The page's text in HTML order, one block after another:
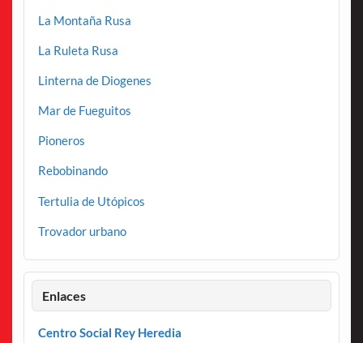
La Montaña Rusa
La Ruleta Rusa
Linterna de Diogenes
Mar de Fueguitos
Pioneros
Rebobinando
Tertulia de Utópicos
Trovador urbano
Enlaces
Centro Social Rey Heredia